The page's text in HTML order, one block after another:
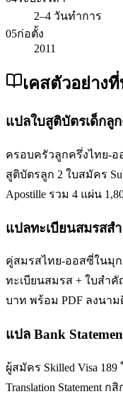
2–4 วันทำการ
05ก่อตั้ง
2011
เคสตัวอย่าง
แปลใบสูติบัตรเด็กลู
ครอบครัวลูกครึ่งไทย-อ
สูติบัตรลูก 2 ใบสมัคร
Apostille รวม 4 แผ่น
แปลทะเบียนสมรสส
คู่สมรสไทย-ออสซี่ในมุก
ทะเบียนสมรส + ใบสำ
บาท พร้อม PDF ลงนา
แปล Bank
ผู้สมัคร Skilled Visa
Translation Statement